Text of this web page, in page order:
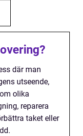
där man
utseende,
olika
reparera
taket eller